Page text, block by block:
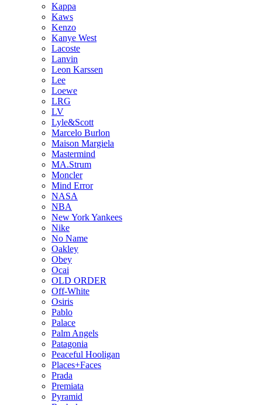
Kappa
Kaws
Kenzo
Kanye West
Lacoste
Lanvin
Leon Karssen
Lee
Loewe
LRG
LV
Lyle&Scott
Marcelo Burlon
Maison Margiela
Mastermind
MA.Strum
Moncler
Mind Error
NASA
NBA
New York Yankees
Nike
No Name
Oakley
Obey
Ocai
OLD ORDER
Off-White
Osiris
Pablo
Palace
Palm Angels
Patagonia
Peaceful Hooligan
Places+Faces
Prada
Premiata
Pyramid